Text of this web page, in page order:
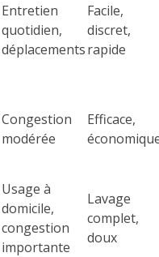
Entretien
quotidien,
déplacements
Facile,
discret,
rapide
Congestion
modérée
Efficace,
Usage à
domicile,
congestion
importante
Lavage
complet,
doux